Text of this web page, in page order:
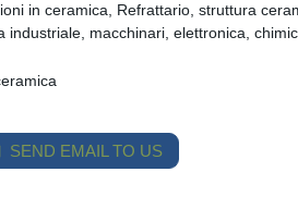
in ceramica, Refrattario, struttura
industriale, macchinari, elettronica,
SEND EMAIL TO US